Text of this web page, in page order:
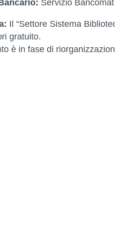
Servizio
Il “Settore Sistema
gratuito.
è in fase di